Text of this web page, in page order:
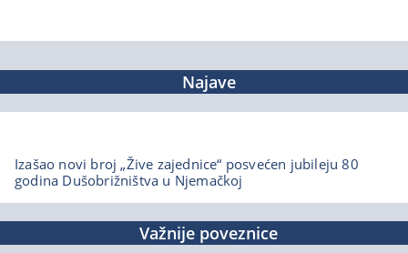
Najave
Izašao novi broj „Žive zajednice“ posvećen jubileju 80
godina Dušobrižništva u Njemačkoj
Važnije poveznice